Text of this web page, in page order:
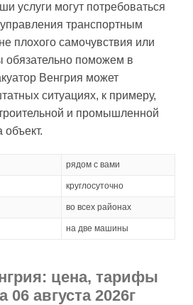
услуги могут потребоваться
транспортным
плохого самочувствия или
поможем в
Венгрия может
ситуациях, к примеру,
и промышленной
объект.
рядом с вами
круглосуточно
во всех районах
на две машины
цена, тарифы
августа 2026г